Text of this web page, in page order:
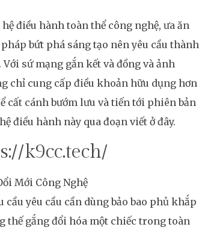
điều hành toàn thể công nghệ, ưa ăn
bứt phá sáng tạo nên yêu cầu thành
sứ mạng gắn kết và đồng và ảnh
chỉ cung cấp điều khoản hữu dụng hơn
cất cánh bướm lưu và tiến tới phiên bản
điều hành này qua đoạn viết ở đây.
k9cc.tech/
yêu cầu cần dùng bảo bao phủ khắp
thế gắng đổi hóa một chiếc trong toàn